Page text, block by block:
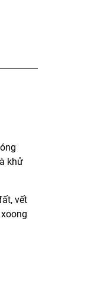
khử
vết